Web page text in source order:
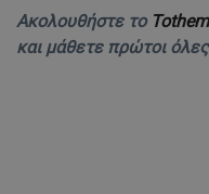
Ακολουθήστε το
και μάθετε πρώτοι